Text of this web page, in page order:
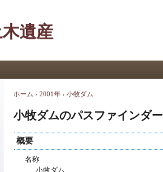
遺産
現在地
ホーム › 2001年 › 小牧ダム
小牧ダムのパスファインダー
概要
名称